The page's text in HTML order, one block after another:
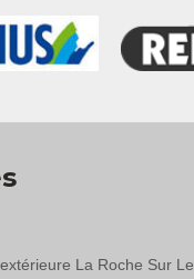
La Roche Sur Le